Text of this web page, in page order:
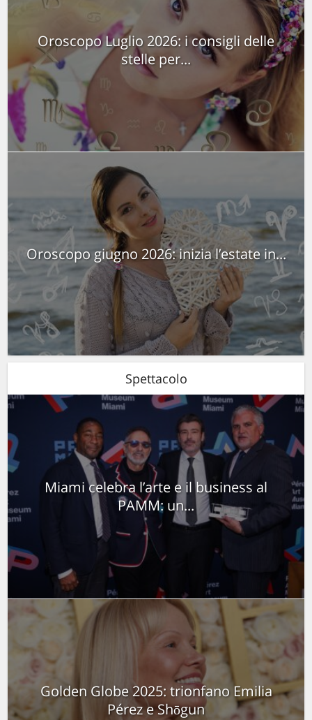
Oroscopo Luglio 2026: i consigli delle
stelle per...
Oroscopo giugno 2026: inizia l’estate in...
Spettacolo
Miami celebra l’arte e il business al
PAMM: un...
Golden Globe 2025: trionfano Emilia
Pérez e Shōgun